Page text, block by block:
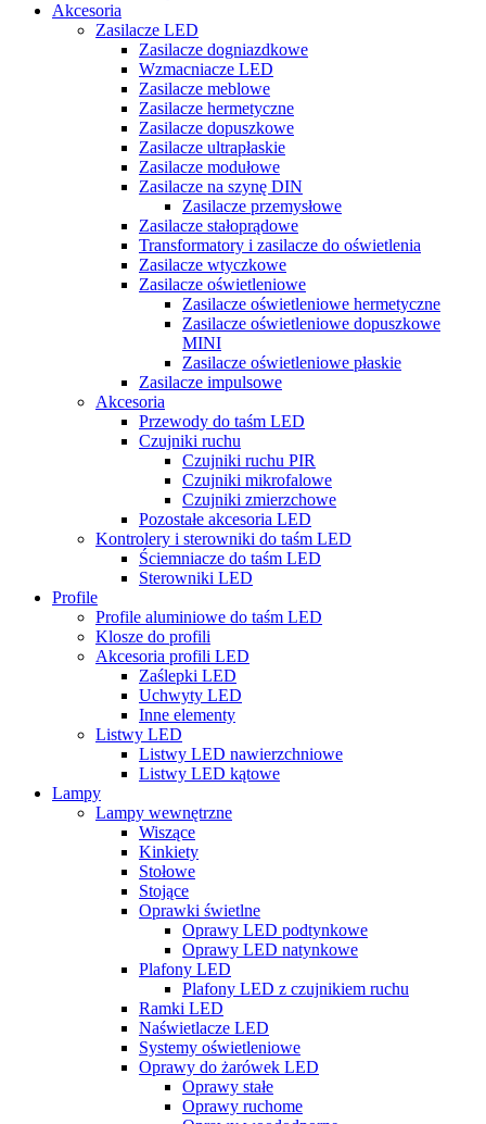
Akcesoria
Zasilacze LED
Zasilacze dogniazdkowe
Wzmacniacze LED
Zasilacze meblowe
Zasilacze hermetyczne
Zasilacze dopuszkowe
Zasilacze ultrapłaskie
Zasilacze modułowe
Zasilacze na szynę DIN
Zasilacze przemysłowe
Zasilacze stałoprądowe
Transformatory i zasilacze do oświetlenia
Zasilacze wtyczkowe
Zasilacze oświetleniowe
Zasilacze oświetleniowe hermetyczne
Zasilacze oświetleniowe dopuszkowe
MINI
Zasilacze oświetleniowe płaskie
Zasilacze impulsowe
Akcesoria
Przewody do taśm LED
Czujniki ruchu
Czujniki ruchu PIR
Czujniki mikrofalowe
Czujniki zmierzchowe
Pozostałe akcesoria LED
Kontrolery i sterowniki do taśm LED
Ściemniacze do taśm LED
Sterowniki LED
Profile
Profile aluminiowe do taśm LED
Klosze do profili
Akcesoria profili LED
Zaślepki LED
Uchwyty LED
Inne elementy
Listwy LED
Listwy LED nawierzchniowe
Listwy LED kątowe
Lampy
Lampy wewnętrzne
Wiszące
Kinkiety
Stołowe
Stojące
Oprawki świetlne
Oprawy LED podtynkowe
Oprawy LED natynkowe
Plafony LED
Plafony LED z czujnikiem ruchu
Ramki LED
Naświetlacze LED
Systemy oświetleniowe
Oprawy do żarówek LED
Oprawy stałe
Oprawy ruchome